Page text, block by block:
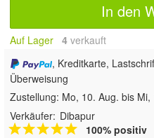
In den
Auf Lager 4 verkauft
, Kreditkarte,
Überweisung
Zustellung: Mo, 10. Aug. bis Mi,
Verkäufer: Dibapur
100% positiv